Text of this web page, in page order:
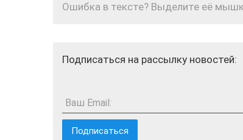
Ошибка в тексте? Выделите её
Подписаться на рассылку новостей:
Ваш Email: